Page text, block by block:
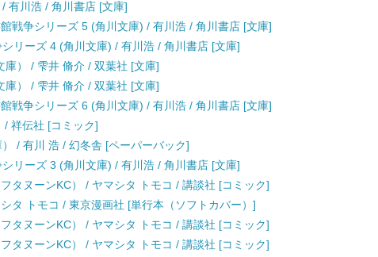
有川浩 / 角川書店 [文庫]
戦争シリーズ 5 (角川文庫) / 有川浩 / 角川書店 [文庫]
リーズ 4 (角川文庫) / 有川浩 / 角川書店 [文庫]
庫） / 雫井 脩介 / 双葉社 [文庫]
庫） / 雫井 脩介 / 双葉社 [文庫]
戦争シリーズ 6 (角川文庫) / 有川浩 / 角川書店 [文庫]
/ 祥伝社 [コミック]
/ 有川 浩 / 幻冬舎 [ペーパーバック]
リーズ 3 (角川文庫) / 有川浩 / 角川書店 [文庫]
タヌーンKC） / ヤマシタ トモコ / 講談社 [コミック]
タ トモコ / 東京漫画社 [単行本（ソフトカバー）]
タヌーンKC） / ヤマシタ トモコ / 講談社 [コミック]
タヌーンKC） / ヤマシタ トモコ / 講談社 [コミック]